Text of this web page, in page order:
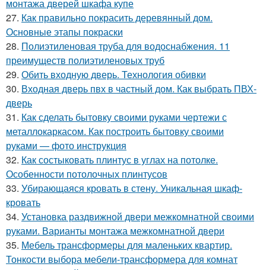
монтажа дверей шкафа купе
27. Как правильно покрасить деревянный дом.
Основные этапы покраски
28. Полиэтиленовая труба для водоснабжения. 11
преимуществ полиэтиленовых труб
29. Обить входную дверь. Технология обивки
30. Входная дверь пвх в частный дом. Как выбрать ПВХ-
дверь
31. Как сделать бытовку своими руками чертежи с
металлокаркасом. Как построить бытовку своими
руками — фото инструкция
32. Как состыковать плинтус в углах на потолке.
Особенности потолочных плинтусов
33. Убирающаяся кровать в стену. Уникальная шкаф-
кровать
34. Установка раздвижной двери межкомнатной своими
руками. Варианты монтажа межкомнатной двери
35. Мебель трансформеры для маленьких квартир.
Тонкости выбора мебели-трансформера для комнат